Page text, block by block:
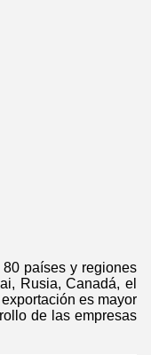
80 países y regiones
Rusia, Canadá, el
es mayor
de las empresas